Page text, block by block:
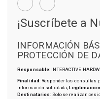
¡Suscríbete a
INFORMACIÓN
PROTECCIÓN DE
Responsable: INTERACTIVE
Finalidad: Responder las consultas
información solicitada;Legitimación
Destinatarios: Solo se realizan